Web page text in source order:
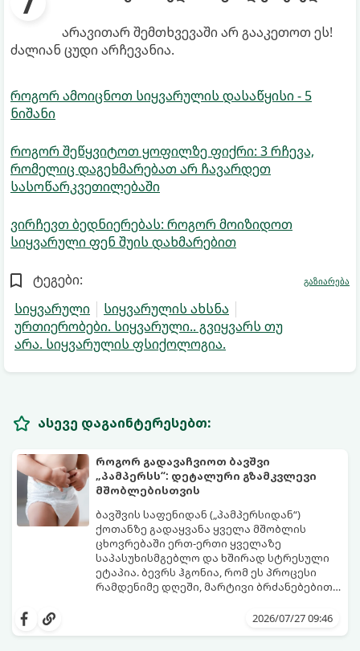
არავითარ შემთხვევაში არ გააკეთოთ ეს!
ძალიან ცუდი არჩევანია.
როგორ ამოიცნოთ სიყვარულის დასაწყისი - 5
ნიშანი
როგორ შეწყვიტოთ ყოფილზე ფიქრი: 3 რჩევა,
რომელიც დაგეხმარებათ არ ჩავარდეთ
სასოწარკვეთილებაში
ვირჩევთ ბედნიერებას: როგორ მოიზიდოთ
სიყვარული ფენ შუის დახმარებით
ტეგები:
სიყვარული
სიყვარულის ახსნა
ურთიერობები. სიყვარული.. გვიყვარს თუ
არა. სიყვარულის ფსიქოლოგია.
გაზიარება
ასევე დაგაინტერესებთ:
როგორ გადავაჩვიოთ ბავშვი
„პამპერსს“: დეტალური გზამკვლევი
მშობლებისთვის
ბავშვის საფენიდან („პამპერსიდან“)
ქოთანზე გადაყვანა ყველა მშობლის
ცხოვრებაში ერთ-ერთი ყველაზე
საპასუხისმგებლო და ხშირად სტრესული
ეტაპია. ბევრს ჰგონია, რომ ეს პროცესი
რამდენიმე დღეში, მარტივი ბრძანებებით
ფიზიოლოგიური და ფსიქოლოგიური
როგორ გახადოთ ეს პროცესი2026/07/27 09:46